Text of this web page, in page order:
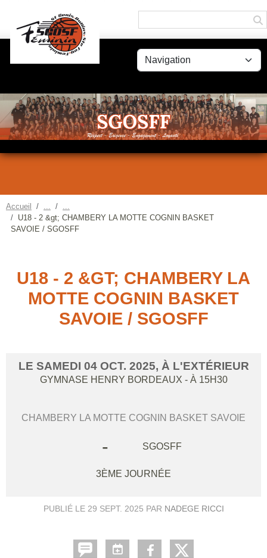
Accueil
U18 - 2 &gt; CHAMBERY LA MOTTE COGNIN BASKET
SAVOIE / SGOSFF
U18 - 2 &GT; CHAMBERY LA
MOTTE COGNIN BASKET
SAVOIE / SGOSFF
LE SAMEDI 04 OCT. 2025, À L'EXTÉRIEUR
GYMNASE HENRY BORDEAUX - À 15H30
CHAMBERY LA MOTTE COGNIN BASKET SAVOIE
- SGOSFF
3ÈME JOURNÉE
PUBLIÉ LE 29 SEPT. 2025 PAR NADEGE RICCI